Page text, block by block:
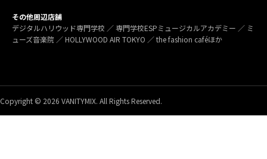
その他周辺店舗
デジタルハリウッド専門学校 ／ 専門学校ESPミュージカルアカデミー ／ ミ
ューズ音楽院 ／ HOLLYWOOD AIR TOKYO ／ the fashion caféほか
Copyright © 2026 VANITYMIX. All Rights Reserved.